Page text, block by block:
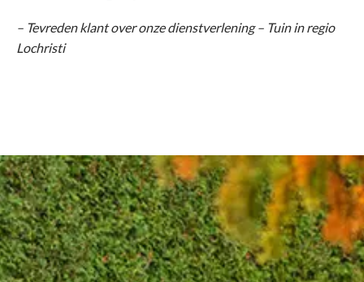
– Tevreden klant over onze dienstverlening – Tuin in regio
Lochristi